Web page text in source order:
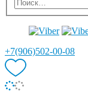
+7(906)502-00-08